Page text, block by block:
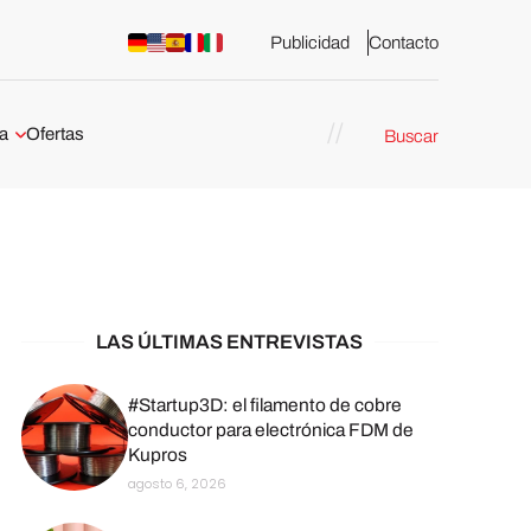
Publicidad Contacto
3D en
Ofertas Buscar
LAS ÚLTIMAS ENTREVISTAS
#Startup3D: el filamento de cobre
conductor para electrónica FDM de
Kupros
agosto 6, 2026